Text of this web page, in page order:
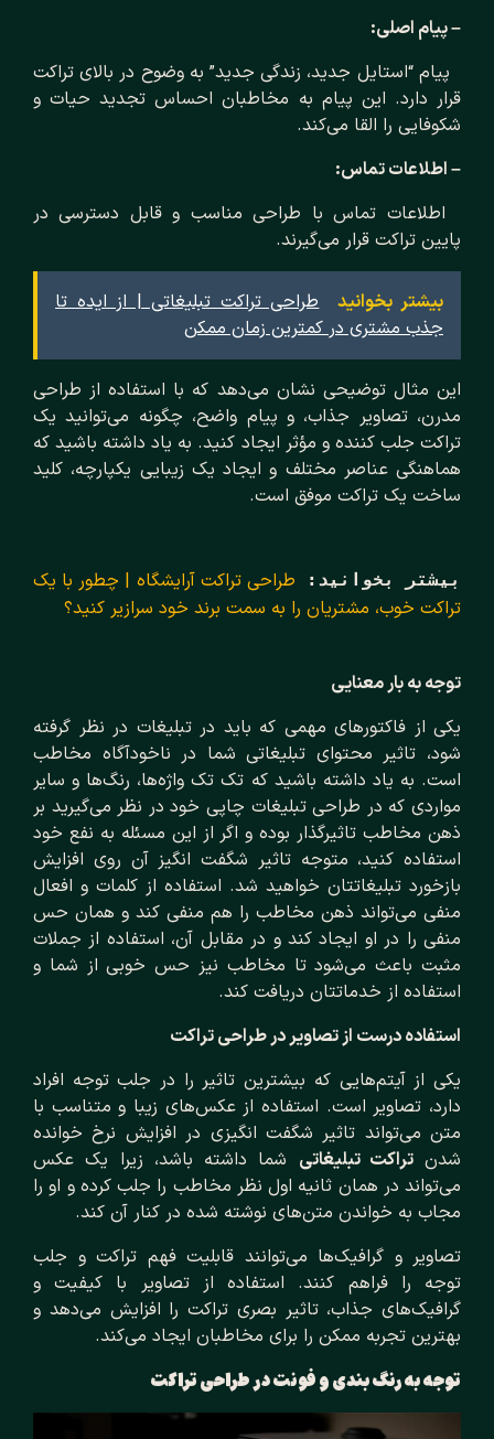
– پیام اصلی:
پیام “استایل جدید، زندگی جدید” به وضوح در بالای تراکت
قرار دارد. این پیام به مخاطبان احساس تجدید حیات و
شکوفایی را القا می‌کند.
– اطلاعات تماس:
اطلاعات تماس با طراحی مناسب و قابل دسترسی در
پایین تراکت قرار می‌گیرند.
بیشتر بخوانید
طراحی تراکت تبلیغاتی | از ایده تا
جذب مشتری در کمترین زمان ممکن
این مثال توضیحی نشان می‌دهد که با استفاده از طراحی
مدرن، تصاویر جذاب، و پیام واضح، چگونه می‌توانید یک
تراکت جلب کننده و مؤثر ایجاد کنید. به یاد داشته باشید که
هماهنگی عناصر مختلف و ایجاد یک زیبایی یکپارچه، کلید
ساخت یک تراکت موفق است.
بیشتر بخوانید:
تراکت خوب، مشتریان را به سمت برند خود سرازیر کنید؟
توجه به بار معنایی
یکی از فاکتورهای مهمی که باید در تبلیغات در نظر گرفته
شود، تاثیر محتوای تبلیغاتی شما در ناخودآگاه مخاطب
است. به یاد داشته باشید که تک تک واژه‌ها، رنگ‌ها و سایر
مواردی که در طراحی تبلیغات چاپی خود در نظر می‌گیرید بر
ذهن مخاطب تاثیرگذار بوده و اگر از این مسئله به نفع خود
استفاده کنید، متوجه تاثیر شگفت انگیز آن روی افزایش
بازخورد تبلیغاتتان خواهید شد. استفاده از کلمات و افعال
منفی می‌تواند ذهن مخاطب را هم منفی کند و همان حس
منفی را در او ایجاد کند و در مقابل آن، استفاده از جملات
مثبت باعث می‌شود تا مخاطب نیز حس خوبی از شما و
استفاده از خدماتتان دریافت کند.
استفاده درست از تصاویر در طراحی تراکت
یکی از آیتم‌هایی که بیشترین تاثیر را در جلب توجه افراد
دارد، تصاویر است. استفاده از عکس‌های زیبا و متناسب با
متن می‌تواند تاثیر شگفت انگیزی در افزایش نرخ خوانده
شدنتراکت تبلیغاتی شما داشته باشد، زیرا یک عکس
می‌تواند در همان ثانیه اول نظر مخاطب را جلب کرده و او را
مجاب به خواندن متن‌های نوشته شده در کنار آن کند.
تصاویر و گرافیک‌ها می‌توانند قابلیت فهم تراکت و جلب
توجه را فراهم کنند. استفاده از تصاویر با کیفیت و
گرافیک‌های جذاب، تاثیر بصری تراکت را افزایش می‌دهد و
بهترین تجربه ممکن را برای مخاطبان ایجاد می‌کند.
توجه به رنگ بندی و فونت در طراحی تراکت